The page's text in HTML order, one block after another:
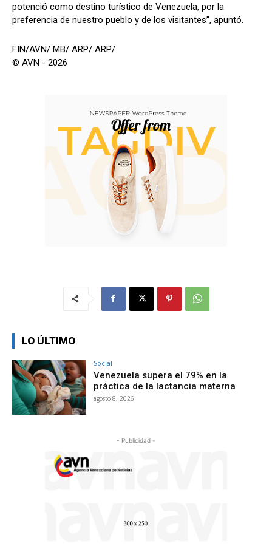
potenció como destino turístico de Venezuela, por la
preferencia de nuestro pueblo y de los visitantes”, apuntó.
FIN/AVN/ MB/ ARP/ ARP/
© AVN - 2026
LO ÚLTIMO
Social
Venezuela supera el 79% en la
práctica de la lactancia materna
agosto 8, 2026
- Publicidad -